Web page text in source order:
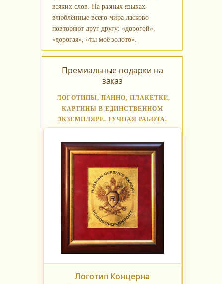
всяких слов. На разных языках
влюблённые всего мира ласково
повторяют друг другу: «дорогой»,
«дорогая», «ты моё золото».
Премиальные подарки на
заказ
ЛОГОТИПЫ, ПАННО, ПЛАКЕТКИ,
КАРТИНЫ В ЕДИНСТВЕННОМ
ЭКЗЕМПЛЯРЕ. РУЧНАЯ РАБОТА.
Логотип Концерна